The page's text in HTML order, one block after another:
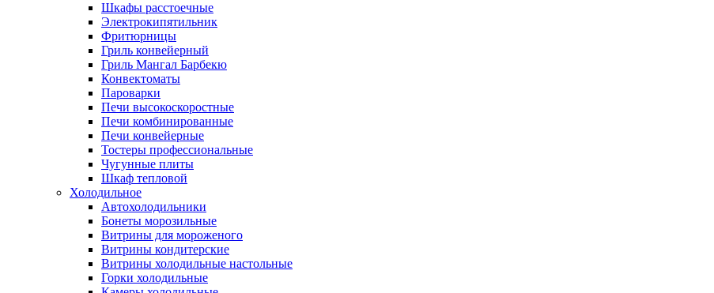
Шкафы расстоечные
Электрокипятильник
Фритюрницы
Гриль конвейерный
Гриль Мангал Барбекю
Конвектоматы
Пароварки
Печи высокоскоростные
Печи комбинированные
Печи конвейерные
Тостеры профессиональные
Чугунные плиты
Шкаф тепловой
Холодильное
Автохолодильники
Бонеты морозильные
Витрины для мороженого
Витрины кондитерские
Витрины холодильные настольные
Горки холодильные